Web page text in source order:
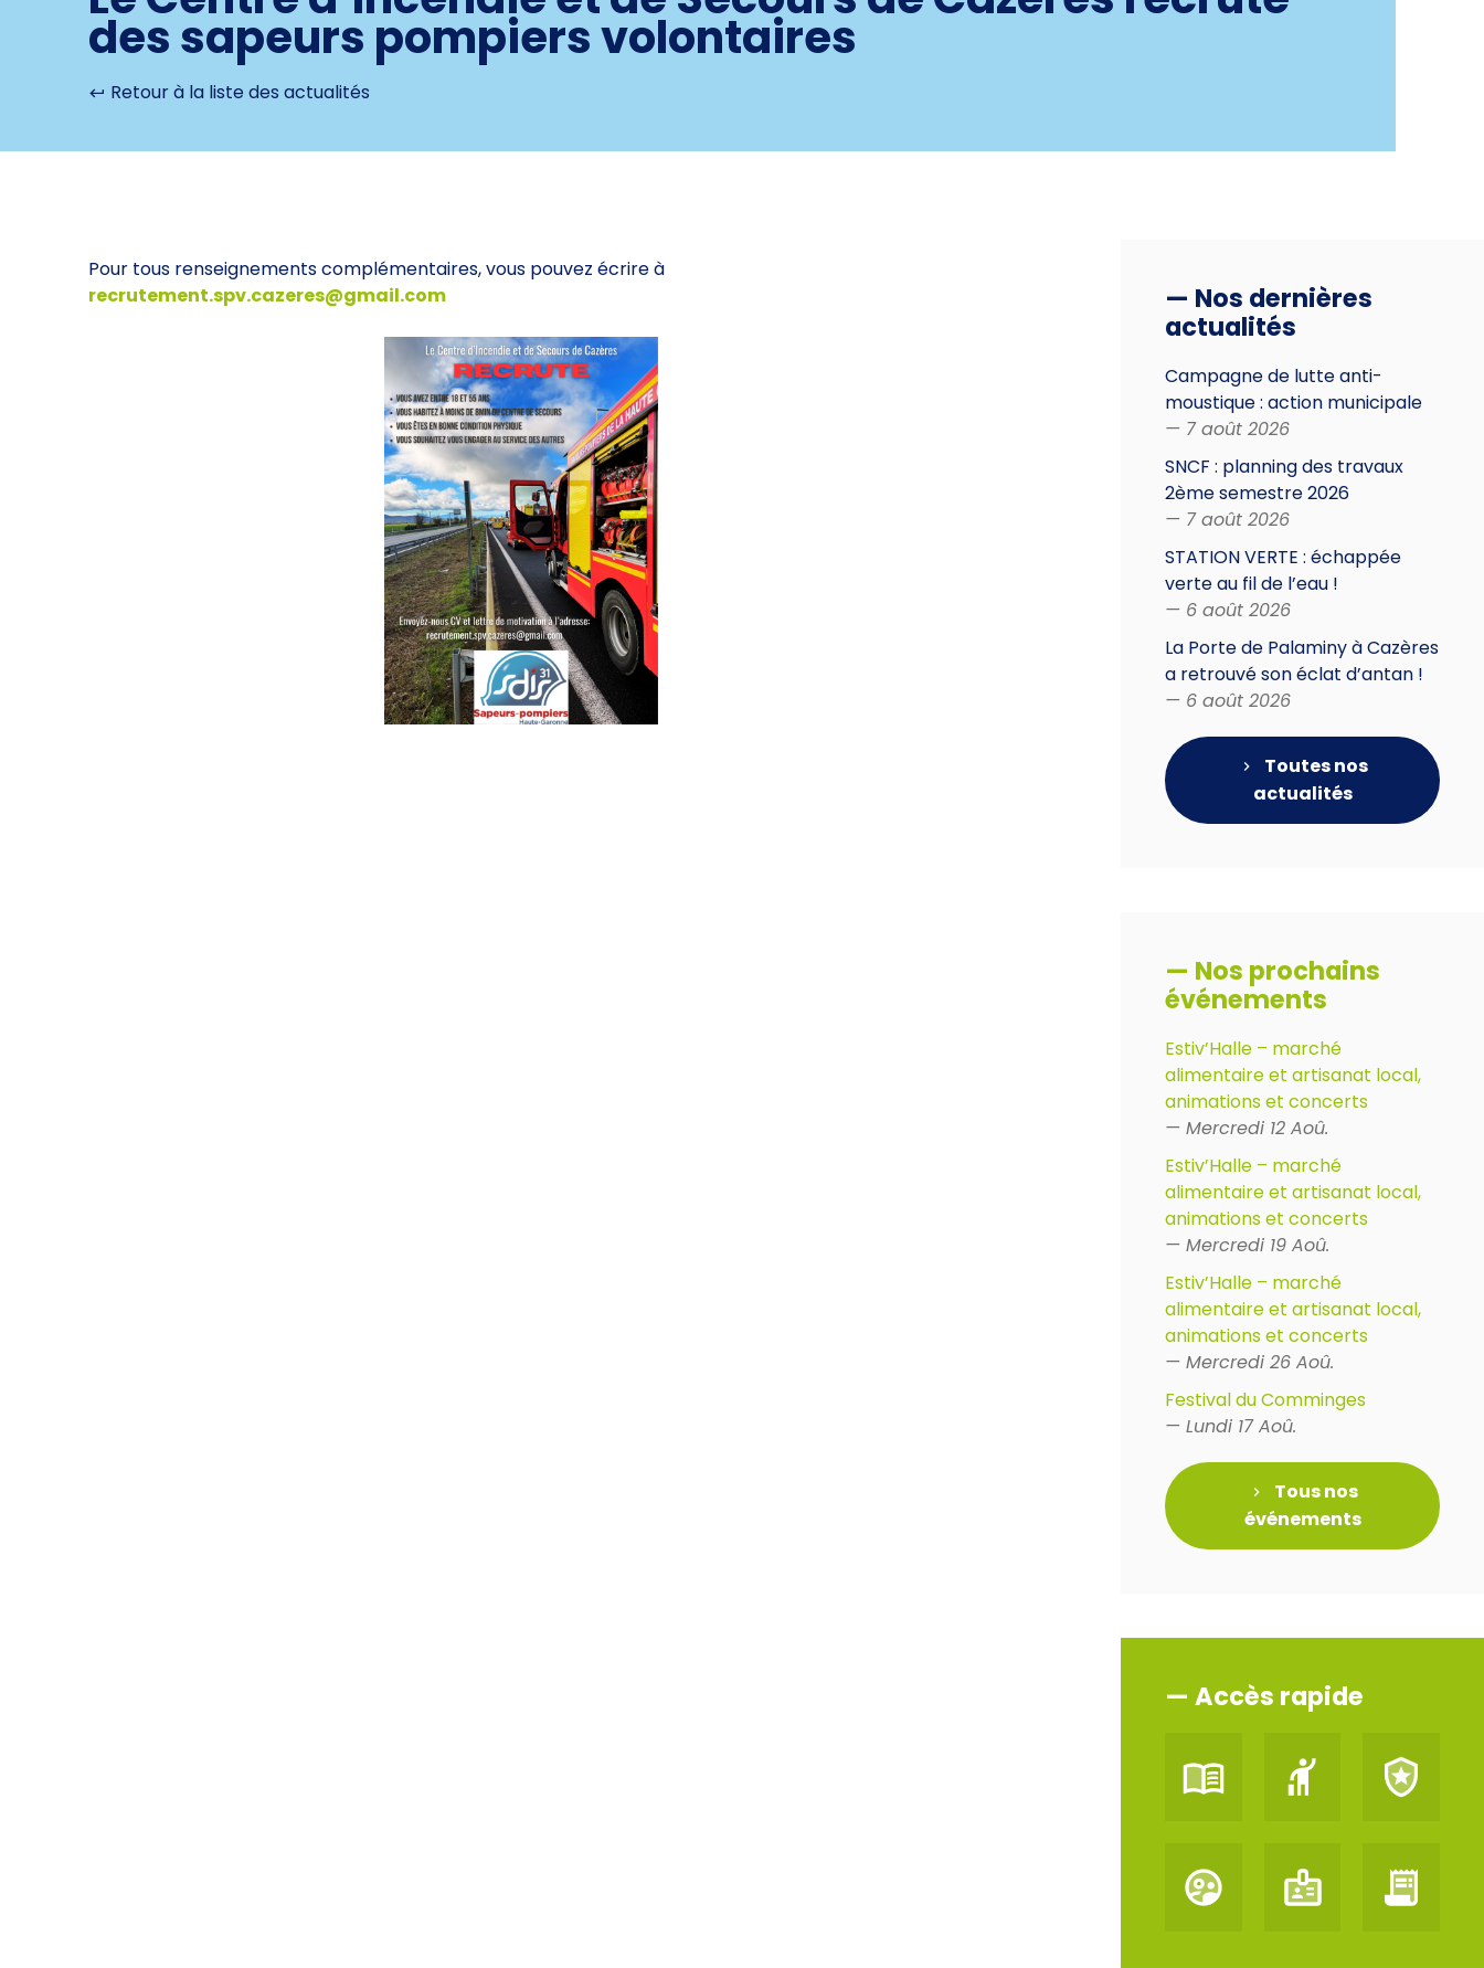
des sapeurs pompiers volontaires
Retour à la liste des actualités
Pour tous renseignements complémentaires, vous pouvez écrire à
recrutement.spv.cazeres@gmail.com
— Nos dernières
actualités
Campagne de lutte anti-
moustique : action municipale
— 7 août 2026
SNCF : planning des travaux
2ème semestre 2026
— 7 août 2026
STATION VERTE : échappée
verte au fil de l’eau !
— 6 août 2026
La Porte de Palaminy à Cazères
a retrouvé son éclat d’antan !
— 6 août 2026
Toutes nos
actualités
— Nos prochains
événements
Estiv’Halle – marché
alimentaire et artisanat local,
animations et concerts
— Mercredi 12 Aoû.
Estiv’Halle – marché
alimentaire et artisanat local,
animations et concerts
— Mercredi 19 Aoû.
Estiv’Halle – marché
alimentaire et artisanat local,
animations et concerts
— Mercredi 26 Aoû.
Festival du Comminges
— Lundi 17 Aoû.
Tous nos
événements
— Accès rapide